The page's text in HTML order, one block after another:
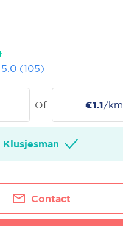
5.0 (105)
Of €1.1/km
Klusjesman
Contact